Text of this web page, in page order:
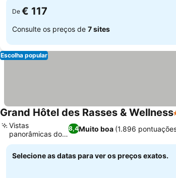
De € 117
Consulte os preços de 7 sites
Escolha popular
Grand Hôtel des Rasses & Wellness
8,4Muito boa (1.896
Vistas
panorâmicas dos
Alpes
Selecione as datas para ver os preços exatos.